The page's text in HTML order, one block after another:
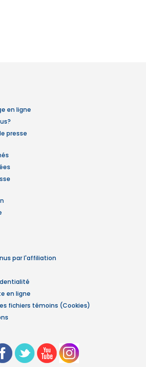
en ligne
presse
par l'affiliation
en ligne
fichiers témoins (Cookies)